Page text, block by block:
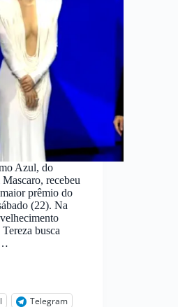
Azul, do
recebeu
prêmio do
(22). Na
busca
Telegram